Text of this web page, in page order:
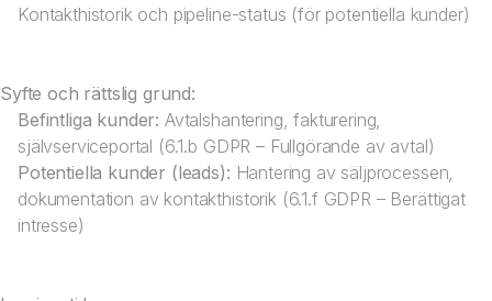
Kontakthistorik och pipeline-status (för potentiella kunder)
Syfte och rättslig grund:
Befintliga kunder: Avtalshantering, fakturering,
självserviceportal (6.1.b GDPR – Fullgörande av avtal)
Potentiella kunder (leads): Hantering av säljprocessen,
dokumentation av kontakthistorik (6.1.f GDPR – Berättigat
intresse)